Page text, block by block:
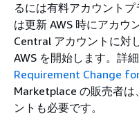
るには有料アカウントプ
は更新 AWS 時にアカウ
Central アカウントに対
AWS を開始します。詳
Requirement Change
Marketplace の販売者は
ントも必要です。